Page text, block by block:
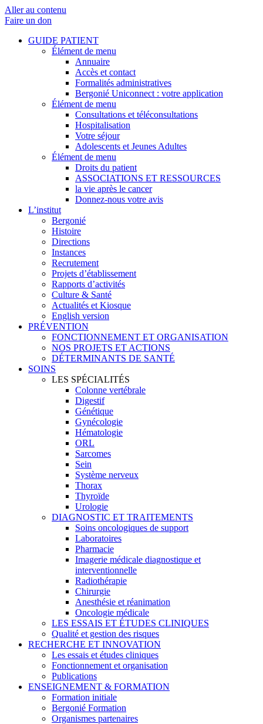
Aller au contenu
Faire un don
GUIDE PATIENT
Élément de menu
Annuaire
Accès et contact
Formalités administratives
Bergonié Uniconnect : votre application
Élément de menu
Consultations et téléconsultations
Hospitalisation
Votre séjour
Adolescents et Jeunes Adultes
Élément de menu
Droits du patient
ASSOCIATIONS ET RESSOURCES
la vie après le cancer
Donnez-nous votre avis
L’institut
Bergonié
Histoire
Directions
Instances
Recrutement
Projets d’établissement
Rapports d’activités
Culture & Santé
Actualités et Kiosque
English version
PRÉVENTION
FONCTIONNEMENT ET ORGANISATION
NOS PROJETS ET ACTIONS
DÉTERMINANTS DE SANTÉ
SOINS
LES SPÉCIALITÉS
Colonne vertébrale
Digestif
Génétique
Gynécologie
Hématologie
ORL
Sarcomes
Sein
Système nerveux
Thorax
Thyroïde
Urologie
DIAGNOSTIC ET TRAITEMENTS
Soins oncologiques de support
Laboratoires
Pharmacie
Imagerie médicale diagnostique et
interventionnelle
Radiothérapie
Chirurgie
Anesthésie et réanimation
Oncologie médicale
LES ESSAIS ET ÉTUDES CLINIQUES
Qualité et gestion des risques
RECHERCHE ET INNOVATION
Les essais et études cliniques
Fonctionnement et organisation
Publications
ENSEIGNEMENT & FORMATION
Formation initiale
Bergonié Formation
Organismes partenaires